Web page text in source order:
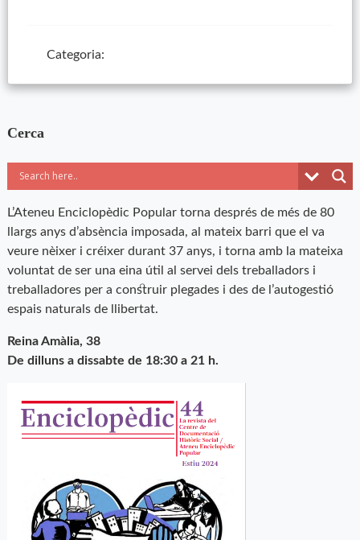
Categoria:
Cerca
L’Ateneu Enciclopèdic Popular torna després de més de 80
llargs anys d’absència imposada, al mateix barri que el va
veure nèixer i créixer durant 37 anys, i torna amb la mateixa
voluntat de ser una eina útil al servei dels treballadors i
treballadores per a construir plegades i des de l’autogestió
espais naturals de llibertat.
Reina Amàlia, 38
De dilluns a dissabte de 18:30 a 21 h.